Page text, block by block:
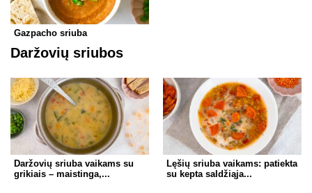
Gazpacho sriuba
Daržovių sriubos
Daržovių sriuba vaikams su
grikiais – maistinga,...
Lęšių sriuba vaikams: patiekta
su kepta saldžiąja...